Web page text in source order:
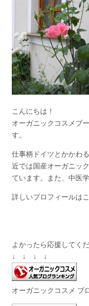
こんにちは！
オーガニックコスメブ
す。
仕事柄ドイツとかかわ
近では国産オーガニッ
ています。また、中医
詳しいプロフィールは
よかったら応援してく
↓ ↓ ↓ ↓
オーガニックコスメ ブ